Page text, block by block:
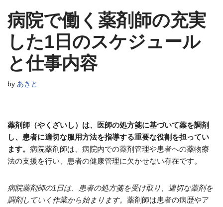
病院で働く薬剤師の充実
した1日のスケジュール
と仕事内容
by あきと
薬剤師（やくざいし）は、医師の処方箋に基づいて薬を調剤
し、患者に適切な服用方法を指導する重要な役割を担ってい
ます。 病院薬剤師は、病院内での薬剤管理や患者への薬物療
法の支援を行い、患者の健康管理に欠かせない存在です。
病院薬剤師の1日は、患者の処方箋を受け取り、適切な薬剤を
調剤していく作業から始まります。 薬剤師は患者の病歴やア